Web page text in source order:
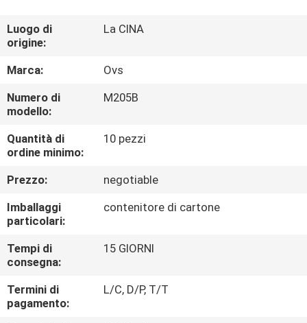
NOI
GIRO
DELLA
FABBRICA
CONTROLLO
DI
QUALITÀ
CONTATTICI
NOTIZIE
Luogo di
origine:
La CINA
Marca:
Ovs
Numero di
modello:
M205B
Quantità di
ordine minimo:
10 pezzi
Prezzo:
negotiable
Imballaggi
particolari:
contenitore di cartone
Tempi di
consegna:
15 GIORNI
Termini di
pagamento:
L/C, D/P, T/T